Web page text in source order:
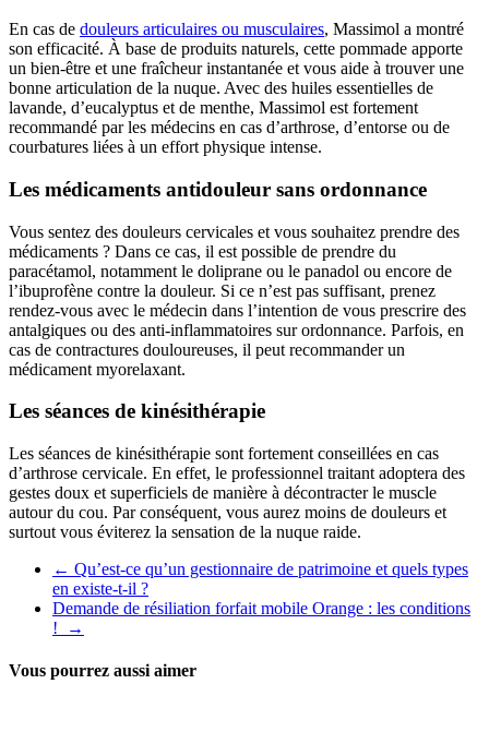
En cas de douleurs articulaires ou musculaires, Massimol a montré
son efficacité. À base de produits naturels, cette pommade apporte
un bien-être et une fraîcheur instantanée et vous aide à trouver une
bonne articulation de la nuque. Avec des huiles essentielles de
lavande, d’eucalyptus et de menthe, Massimol est fortement
recommandé par les médecins en cas d’arthrose, d’entorse ou de
courbatures liées à un effort physique intense.
Les médicaments antidouleur sans ordonnance
Vous sentez des douleurs cervicales et vous souhaitez prendre des
médicaments ? Dans ce cas, il est possible de prendre du
paracétamol, notamment le doliprane ou le panadol ou encore de
l’ibuprofène contre la douleur. Si ce n’est pas suffisant, prenez
rendez-vous avec le médecin dans l’intention de vous prescrire des
antalgiques ou des anti-inflammatoires sur ordonnance. Parfois, en
cas de contractures douloureuses, il peut recommander un
médicament myorelaxant.
Les séances de kinésithérapie
Les séances de kinésithérapie sont fortement conseillées en cas
d’arthrose cervicale. En effet, le professionnel traitant adoptera des
gestes doux et superficiels de manière à décontracter le muscle
autour du cou. Par conséquent, vous aurez moins de douleurs et
surtout vous éviterez la sensation de la nuque raide.
← Qu’est-ce qu’un gestionnaire de patrimoine et quels types
en existe-t-il ?
Demande de résiliation forfait mobile Orange : les conditions
!
→
Vous pourrez aussi aimer